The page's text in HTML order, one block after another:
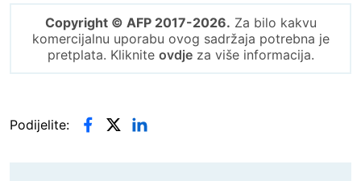
Copyright © AFP 2017-2026. Za bilo kakvu
komercijalnu uporabu ovog sadržaja potrebna je
pretplata. Kliknite ovdjeza više informacija.
Podijelite: